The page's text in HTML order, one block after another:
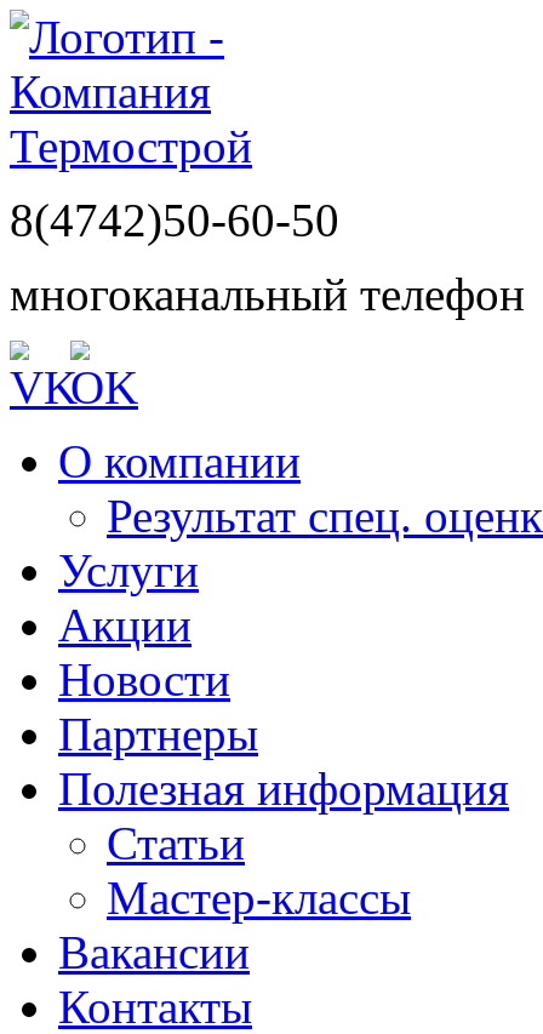
8(4742)50-60-50
многоканальный телефон
О компании
Результат спец.
Услуги
Акции
Новости
Партнеры
Полезная информация
Статьи
Мастер-классы
Вакансии
Контакты